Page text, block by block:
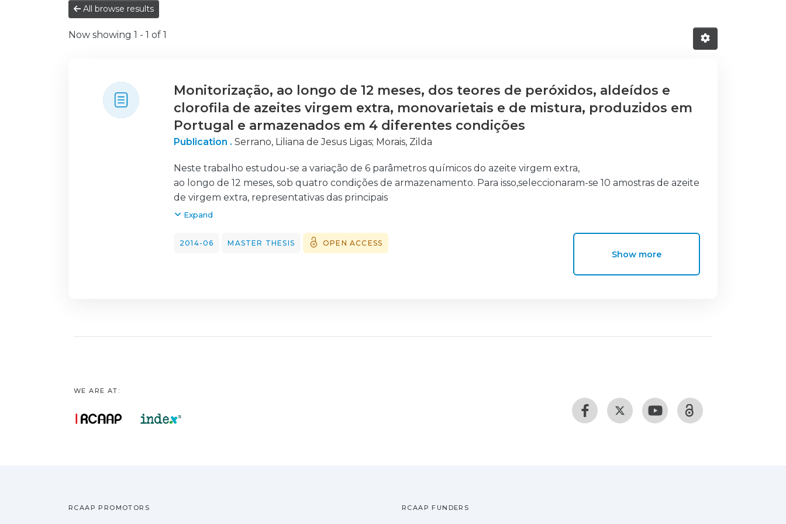
All browse results
Now showing 1 - 1 of 1
Monitorização, ao longo de 12 meses, dos teores de peróxidos, aldeídos e
clorofila de azeites virgem extra, monovarietais e de mistura, produzidos em
Portugal e armazenados em 4 diferentes condições
Publication . Serrano, Liliana de Jesus Ligas; Morais, Zilda
Neste trabalho estudou-se a variação de 6 parâmetros químicos do azeite virgem extra,
ao longo de 12 meses, sob quatro condições de armazenamento. Para isso,seleccionaram-se 10 amostras de azeite
de virgem extra, representativas das principais
regiões produtoras de Portugal, sendo 5 monovarietais, das variedades Arbequina,
Expand
2014-06 MASTER THESIS OPEN ACCESS
Show more
WE ARE AT:
RCAAP PROMOTORS RCAAP FUNDERS